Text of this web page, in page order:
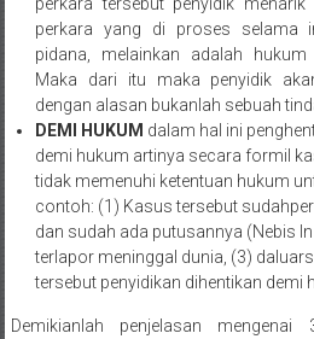
Padang
Utara/
Kota
Padang/
Sumatera
Barat/
Pariaman/
Bukittinggi/
Padang
panjang/
Kayutanam/
Baso/
perkara yang di proses selama
pidana, melainkan adalah
Maka dari itu maka penyidik
dengan alasan bukanlah sebuah
DEMI HUKUM dalam hal ini
demi hukum artinya secara formil
tidak memenuhi ketentuan hukum
contoh: (1) Kasus tersebut
dan sudah ada putusannya (Nebis
terlapor meninggal dunia, (3)
tersebut penyidikan dihentikan demi
Demikianlah penjelasan mengenai